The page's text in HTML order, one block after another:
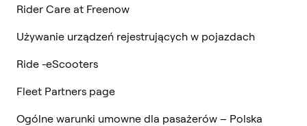
Rider Care at Freenow
Używanie urządzeń rejestrujących w pojazdach
Ride -eScooters
Fleet Partners page
Ogólne warunki umowne dla pasażerów – Polska